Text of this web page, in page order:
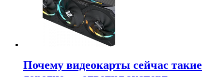
Почему видеокарты сейчас такие